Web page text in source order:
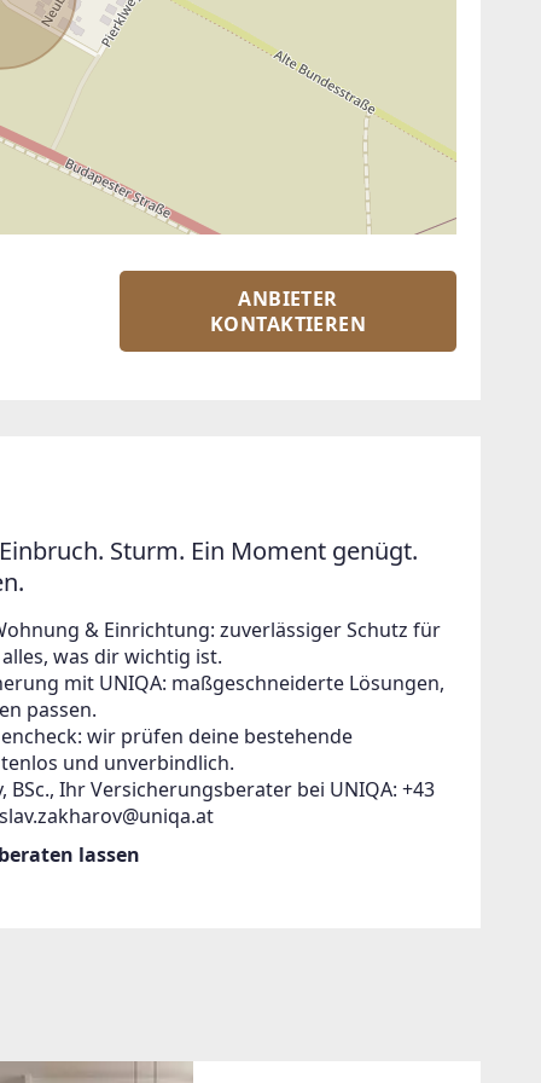
ANBIETER
KONTAKTIEREN
Sturm. Ein Moment genügt.
& Einrichtung: zuverlässiger Schutz für
was dir wichtig ist.
mit UNIQA: maßgeschneiderte Lösungen,
passen.
wir prüfen deine bestehende
und unverbindlich.
BSc., Ihr Versicherungsberater bei UNIQA: +43
lassen